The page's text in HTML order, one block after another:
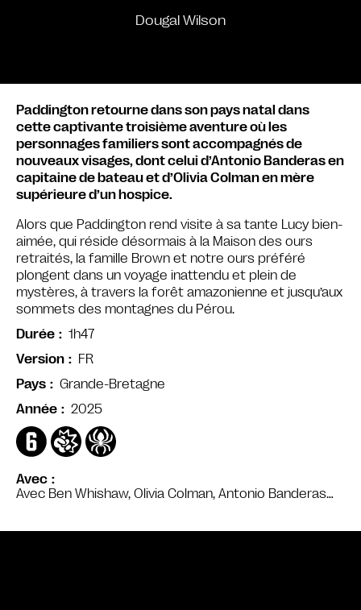
Dougal Wilson
Avec
Avec Ben Whishaw, Olivia Colman, Antonio Banderas…
Paddington retourne dans son pays natal dans
cette captivante troisième aventure où les
personnages familiers sont accompagnés de
nouveaux visages, dont celui d’Antonio Banderas en
capitaine de bateau et d’Olivia Colman en mère
supérieure d’un hospice.
Alors que Paddington rend visite à sa tante Lucy bien-
aimée, qui réside désormais à la Maison des ours
retraités, la famille Brown et notre ours préféré
plongent dans un voyage inattendu et plein de
mystères, à travers la forêt amazonienne et jusqu’aux
sommets des montagnes du Pérou.
Durée
1h47
Version
FR
Pays
Grande-Bretagne
Année
2025